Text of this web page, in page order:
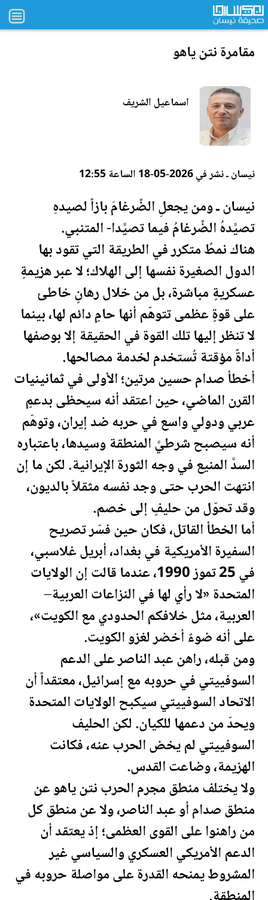
مقامرة نتن ياهو
اسماعيل الشريف
نيسان ـ نشر في 2026-05-18 الساعة 12:55
نيسان ـ ومن يجعلِ الضِّرغامَ بازاً لصيدهِ
تصيَّدهُ الضِّرغامُ فيما تصيَّدا- المتنبي.
هناك نمطٌ متكرر في الطريقة التي تقود بها
الدول الصغيرة نفسها إلى الهلاك؛ لا عبر هزيمةٍ
عسكريةٍ مباشرة، بل من خلال رهانٍ خاطئ
على قوةٍ عظمى تتوهّم أنها حامٍ دائم لها، بينما
لا تنظر إليها تلك القوة في الحقيقة إلا بوصفها
أداةً مؤقتة تُستخدم لخدمة مصالحها.
أخطأ صدام حسين مرتين؛ الأولى في ثمانينيات
القرن الماضي، حين اعتقد أنه سيحظى بدعمٍ
عربي ودوليواسع في حربه ضد إيران، وتوهّم
أنه سيصبح شرطيَّ المنطقة وسيدها، باعتباره
السدَّ المنيع في وجه الثورة الإيرانية. لكن ما إن
انتهت الحرب حتى وجد نفسه مثقلاً بالديون،
وقد تحوّل من حليفٍ إلى خصم.
أما الخطأ القاتل، فكان حين فسّر تصريح
السفيرة الأمريكية في بغداد، أبريل غلاسبي،
في 25 تموز 1990، عندما قالت إن
الولايات
المتحدة«لا رأي لها في النزاعات العربية–
العربية، مثل خلافكم الحدودي معالكويت»،
على أنه ضوءٌ أخضر لغزوالكويت.
ومن قبله، راهن عبد الناصر على الدعم
السوفييتي في حروبه مع إسرائيل، معتقداً أن
الاتحاد السوفييتي سيكبحالولايات المتحدة
ويحدّ من دعمها للكيان. لكن الحليف
السوفييتي لم يخض الحرب عنه، فكانت
الهزيمة، وضاعت القدس.
ولا يختلف منطق مجرم الحرب نتن ياهو عن
منطق صدام أو عبد الناصر، ولا عن منطق كل
من راهنوا على القوى العظمى؛ إذ يعتقد أن
الدعم الأمريكي العسكري والسياسي غير
المشروط يمنحه القدرة على مواصلة حروبه في